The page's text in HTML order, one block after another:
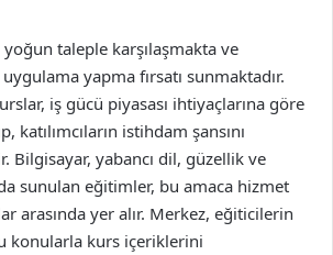
yoğun taleple karşılaşmakta ve
yapma fırsatı sunmaktadır.
iş gücü piyasası ihtiyaçlarına göre
istihdam şansını
Bilgisayar, yabancı dil, güzellik ve
sunulan eğitimler, bu amaca hizmet
arasında yer alır. Merkez, eğiticilerin
konularla kurs içeriklerini